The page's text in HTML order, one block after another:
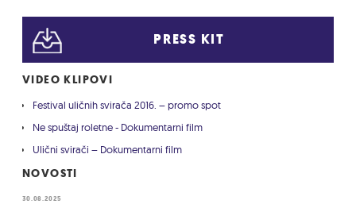
PRESS KIT
VIDEO KLIPOVI
Festival uličnih svirača 2016. – promo spot
Ne spuštaj roletne - Dokumentarni film
Ulični svirači – Dokumentarni film
NOVOSTI
30.08.2025